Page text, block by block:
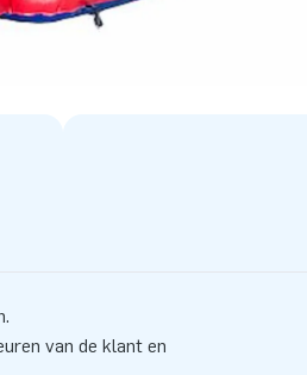
van de klant en